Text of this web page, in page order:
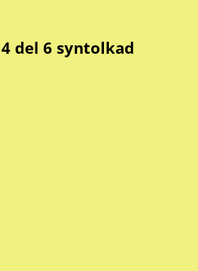
del 6 syntolkad